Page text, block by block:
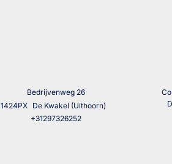
Bedrijvenweg 26
1424PX De Kwakel (Uithoorn)
+31297326252